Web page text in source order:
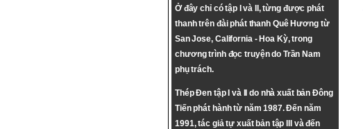
Ở đây chỉ có tập I và II, từng được phát
thanh trên đài phát thanh Quê Hương từ
San Jose, California - Hoa Kỳ, trong
chương trình đọc truyện do Trần Nam
phụ trách.
Thép Đen tập I và II do nhà xuất bản Đông
Tiến phát hành từ năm 1987. Đến năm
1991, tác giả tự xuất bản tập III và đến